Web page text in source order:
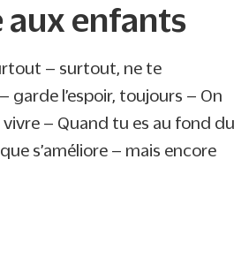
aux enfants
– surtout, ne te
garde l’espoir, toujours – On
vivre – Quand tu es au fond du
s’améliore – mais encore